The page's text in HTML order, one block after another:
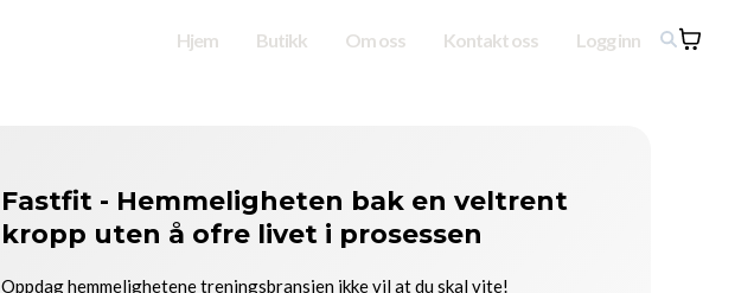
Hjem Butikk Om oss Kontakt oss Logg inn
Fastfit - Hemmeligheten bak en veltrent
kropp uten å ofre livet i prosessen
Oppdag hemmelighetene treningsbransjen ikke vil at du skal vite!